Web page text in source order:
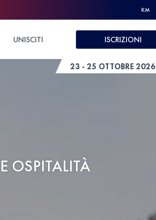
KM
23 - 25 OTTOBRE 2026
UNISCITI ISCRIZIONI
OSPITALITÀ